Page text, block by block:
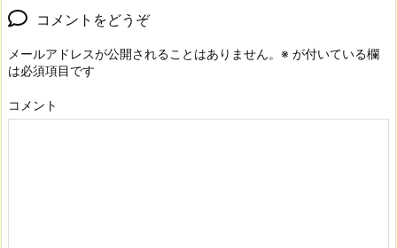
コメントをどうぞ
メールアドレスが公開されることはありません。 ※ が付いている欄
は必須項目です
コメント